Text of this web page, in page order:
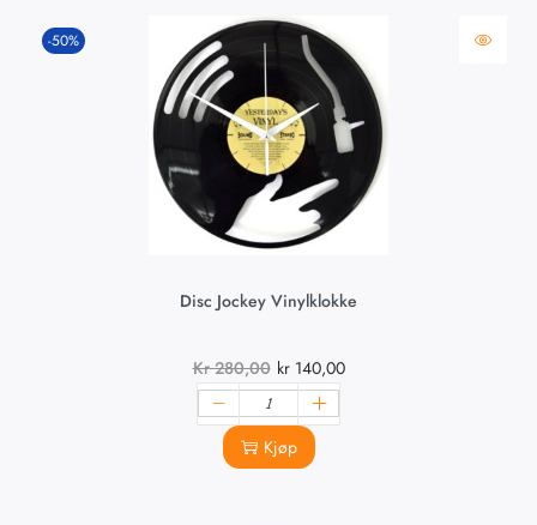
-50%
Disc Jockey Vinylklokke
Kr280,00 kr140,00
Kjøp